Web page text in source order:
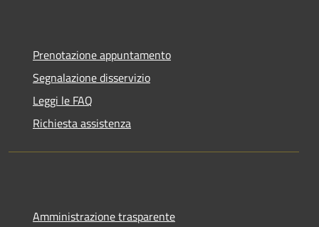
Prenotazione appuntamento
Segnalazione disservizio
Leggi le FAQ
Richiesta assistenza
Amministrazione trasparente